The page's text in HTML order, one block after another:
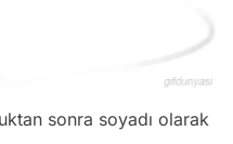
sonra soyadı olarak